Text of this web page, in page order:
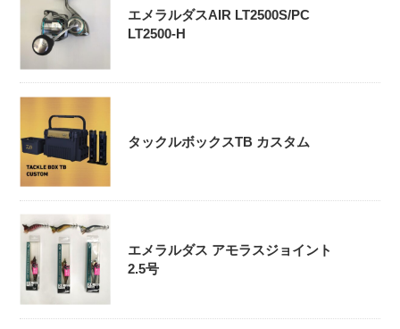
エメラルダスAIR LT2500S/PC
LT2500-H
タックルボックスTB カスタム
エメラルダス アモラスジョイント
2.5号